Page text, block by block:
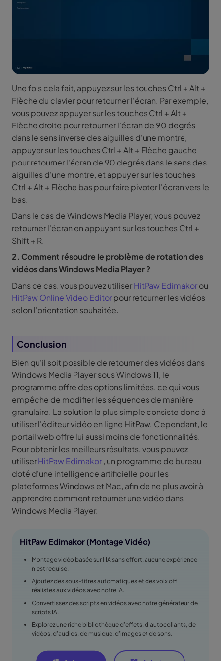
Une fois cela fait, appuyez sur les touches Ctrl + Alt +
Flèche du clavier pour retourner l'écran. Par exemple,
vous pouvez appuyer sur les touches Ctrl + Alt +
Flèche droite pour retourner l'écran de 90 degrés
dans le sens inverse des aiguilles d'une montre,
appuyer sur les touches Ctrl + Alt + Flèche gauche
pour retourner l'écran de 90 degrés dans le sens des
aiguilles d'une montre, et appuyer sur les touches
Ctrl + Alt + Flèche bas pour faire pivoter l'écran vers le
bas.
Dans le cas de Windows Media Player, vous pouvez
retourner l'écran en appuyant sur les touches Ctrl +
Shift + R.
2. Comment résoudre le problème de rotation des
vidéos dans Windows Media Player ?
Dans ce cas, vous pouvez utiliserHitPaw Edimakorou
HitPaw Online Video Editorpour retourner les vidéos
selon l'orientation souhaitée.
Conclusion
Bien qu'il soit possible de retourner des vidéos dans
Windows Media Player sous Windows 11, le
programme offre des options limitées, ce qui vous
empêche de modifier les séquences de manière
granulaire. La solution la plus simple consiste donc à
utiliser l'éditeur vidéo en ligne HitPaw. Cependant, le
portail web offre lui aussi moins de fonctionnalités.
Pour obtenir les meilleurs résultats, vous pouvez
utiliserHitPaw Edimakor, un programme de bureau
doté d'une intelligence artificielle pour les
plateformes Windows et Mac, afin de ne plus avoir à
apprendre comment retourner une vidéo dans
Windows Media Player.
HitPaw Edimakor (Montage Vidéo)
Montage vidéo basée sur l'IA sans effort, aucune expérience
n'est requise.
Ajoutez des sous-titres automatiques et des voix off
réalistes aux vidéos avec notre IA.
Convertissez des scripts en vidéos avec notre générateur de
scripts IA.
Explorez une riche bibliothèque d'effets, d'autocollants, de
vidéos, d'audios, de musique, d'images et de sons.